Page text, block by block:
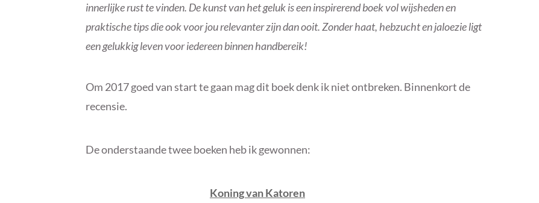
innerlijke rust te vinden. De kunst van het geluk is een inspirerend boek vol wijsheden en
praktische tips die ook voor jou relevanter zijn dan ooit. Zonder haat, hebzucht en jaloezie ligt
een gelukkig leven voor iedereen binnen handbereik!
Om 2017 goed van start te gaan mag dit boek denk ik niet ontbreken. Binnenkort de
recensie.
De onderstaande twee boeken heb ik gewonnen:
Koning van Katoren